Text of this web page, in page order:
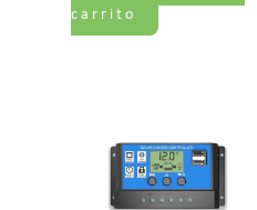
carrito